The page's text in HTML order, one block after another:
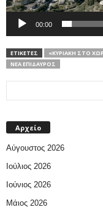
00:00
ΕΤΙΚΕΤΕΣ «ΚΥΡΙΑΚΉ ΣΤΟ
ΝΈΑ ΕΠΊΔΑΥΡΟΣ
Αρχείο
Αύγουστος 2026
Ιούλιος 2026
Ιούνιος 2026
Μάιος 2026